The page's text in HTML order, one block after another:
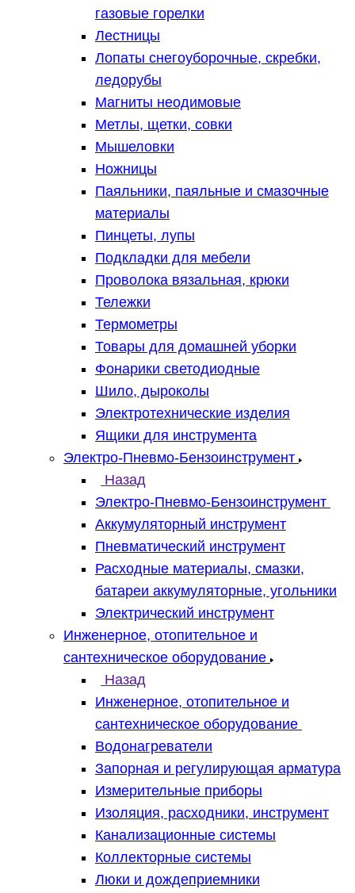
газовые горелки
Лестницы
Лопаты снегоуборочные, скребки,
ледорубы
Магниты неодимовые
Метлы, щетки, совки
Мышеловки
Ножницы
Паяльники, паяльные и смазочные
материалы
Пинцеты, лупы
Подкладки для мебели
Проволока вязальная, крюки
Тележки
Термометры
Товары для домашней уборки
Фонарики светодиодные
Шило, дыроколы
Электротехнические изделия
Ящики для инструмента
Электро-Пневмо-Бензоинструмент
Назад
Электро-Пневмо-Бензоинструмент
Аккумуляторный инструмент
Пневматический инструмент
Расходные материалы, смазки,
батареи аккумуляторные, угольники
Электрический инструмент
Инженерное, отопительное и
сантехническое оборудование
Назад
Инженерное, отопительное и
сантехническое оборудование
Водонагреватели
Запорная и регулирующая арматура
Измерительные приборы
Изоляция, расходники, инструмент
Канализационные системы
Коллекторные системы
Люки и дождеприемники